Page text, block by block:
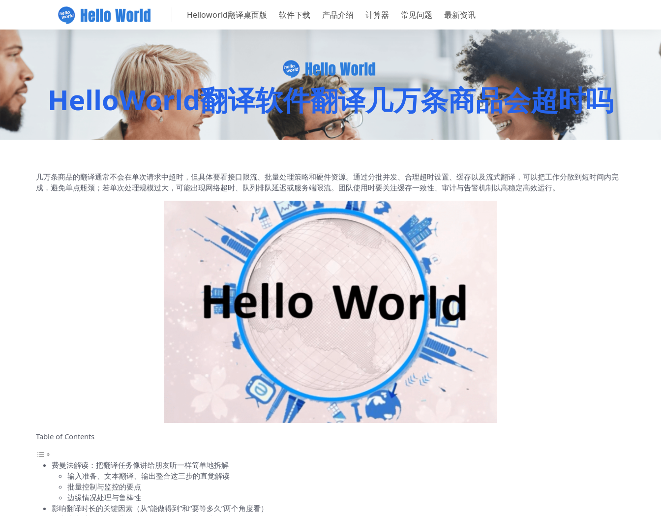
Helloworld翻译桌面版 软件下载 产品介绍 计算器 常见问题 最新资讯
HelloWorld翻译软件翻译几万条商品会超时吗
几万条商品的翻译通常不会在单次请求中超时，但具体要看接口限流、批量处理策略和硬件资源。通过分批并发、合理超时设置、缓存以及流式翻译，可以把工作分散到短时间内完
成，避免单点瓶颈；若单次处理规模过大，可能出现网络超时、队列排队延迟或服务端限流。团队使用时要关注缓存一致性、审计与告警机制以高稳定高效运行。
Table of Contents
费曼法解读：把翻译任务像讲给朋友听一样简单地拆解
输入准备、文本翻译、输出整合这三步的直觉解读
批量控制与监控的要点
边缘情况处理与鲁棒性
影响翻译时长的关键因素（从“能做得到”和“要等多久”两个角度看）